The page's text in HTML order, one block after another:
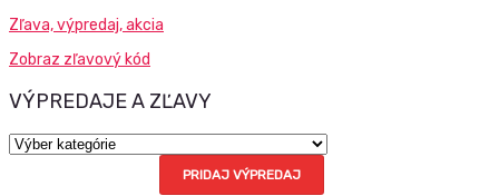
Zľava, výpredaj, akcia
Zobraz zľavový kód
VÝPREDAJE A ZĽAVY
Výpredaje
a
PRIDAJ VÝPREDAJ